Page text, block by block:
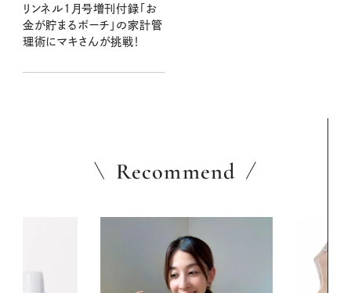
リンネル1月号増刊付録「お
金が貯まるポーチ」の家計管
理術にマキさんが挑戦！
Recommend